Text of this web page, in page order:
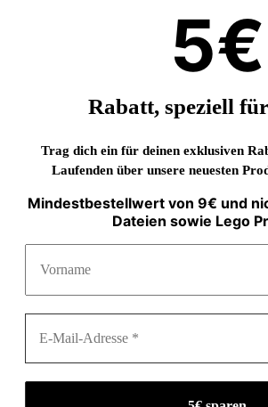
5€
Rabatt, speziell
Trag dich ein für deinen exklusiven
Laufenden über unsere neuesten
Mindestbestellwert von 9€ und
Dateien sowie Lego